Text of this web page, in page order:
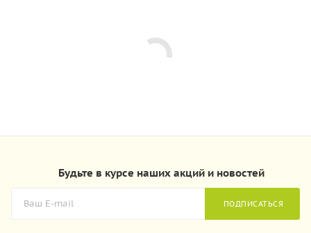
Будьте в курсе наших акций и новостей
ПОДПИСАТЬСЯ